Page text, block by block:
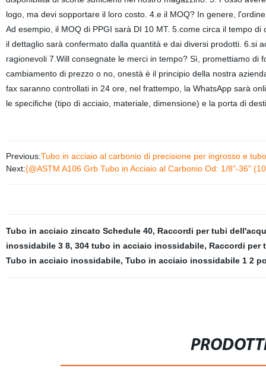
logo, ma devi sopportare il loro costo. 4.e il MOQ? In genere,
Ad esempio, il MOQ di PPGI sarà DI 10 MT. 5.come circa il tempo
il dettaglio sarà confermato dalla quantità e dai diversi prodotti. 6.si
ragionevoli 7.Will consegnate le merci in tempo? Sì, promettiamo
cambiamento di prezzo o no, onestà è il principio della nostra
fax saranno controllati in 24 ore, nel frattempo, la WhatsApp sarà
le specifiche (tipo di acciaio, materiale, dimensione) e la porta di
Previous:Tubo in acciaio al carbonio di precisione per ingrosso e
Next:{@ASTM A106 Grb Tubo in Acciaio al Carbonio Od: 1/8"-36"
Tubo in acciaio zincato Schedule 40, Raccordi per tubi
inossidabile 3 8, 304 tubo in acciaio inossidabile, Raccordi per
Tubo in acciaio inossidabile, Tubo in acciaio inossidabile 1 2